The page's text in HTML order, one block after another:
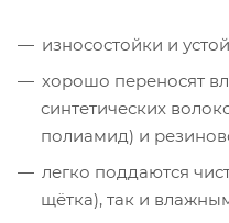
износостойки и
хорошо переносят
синтетических
полиамид) и
легко поддаются
щётка), так и